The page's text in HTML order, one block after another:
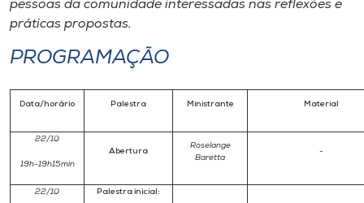
pessoas da comunidade interessadas nas reflexões e
práticas propostas.
PROGRAMAÇÃO
Data/horário Palestra Ministrante Material
22/10
19h-19h15min
Abertura
Roselange
Baretta
-
22/10 Palestra inicial: